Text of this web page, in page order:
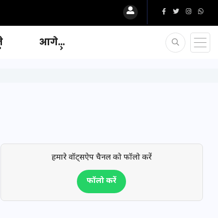
आगे…
हमारे वॉट्सऐप चैनल को फॉलो करें
फॉलो करें